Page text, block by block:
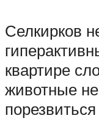
Селкирков
квартире
животные